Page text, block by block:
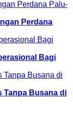
Perdana
Bagi
Tanpa Busana di